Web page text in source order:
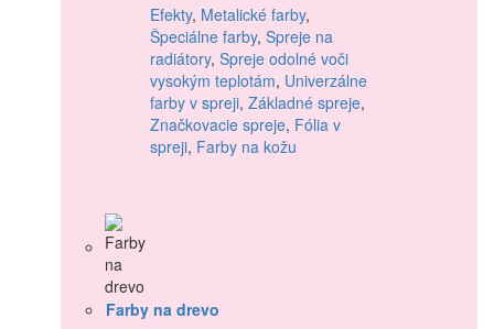
Efekty, Metalické farby,
Špeciálne farby, Spreje na
radiátory, Spreje odolné voči
vysokým teplotám, Univerzálne
farby v spreji, Základné spreje,
Značkovacie spreje, Fólia v
spreji, Farby na kožu
Farby na drevo